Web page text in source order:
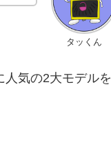
タッくん
人気の2大モデルを